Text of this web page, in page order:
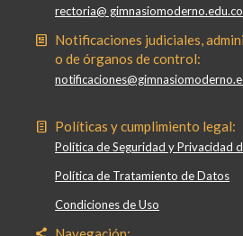
rectoria@ gimnasiomoderno.edu.co
Notificaciones judiciales,
o de órganos de control:
Políticas y cumplimiento legal:
Política de Seguridad y Privacidad
Política de Tratamiento de Datos
Condiciones de Uso